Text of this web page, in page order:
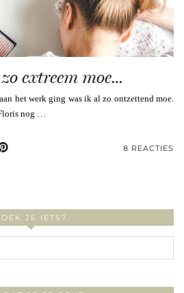
extreem moe…
het werk ging was ik al zo ontzettend moe.
nog …
8 REACTIES
JE IETS?